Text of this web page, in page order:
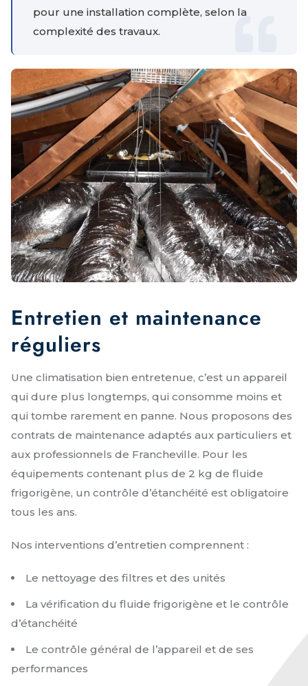
pour une installation complète, selon la
complexité des travaux.
Entretien et maintenance
réguliers
Une climatisation bien entretenue, c’est un appareil
qui dure plus longtemps, qui consomme moins et
qui tombe rarement en panne. Nous proposons des
contrats de maintenance adaptés aux particuliers et
aux professionnels de Francheville. Pour les
équipements contenant plus de 2 kg de fluide
frigorigène, un contrôle d’étanchéité est obligatoire
tous les ans.
Nos interventions d’entretien comprennent :
Le nettoyage des filtres et des unités
La vérification du fluide frigorigène et le contrôle
d’étanchéité
Le contrôle général de l’appareil et de ses
performances